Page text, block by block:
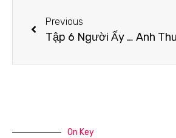
Previous
Tập 6 Người Ấy Là Ai 2023: Quỳnh Lương tìm thấy tình mới sau hôn nhân đổ vỡ
On Key